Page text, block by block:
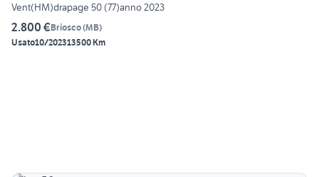
Vent(HM)drapage 50 (77)anno 2023
2.800 €Briosco(MB)
Usato10/202313500 Km